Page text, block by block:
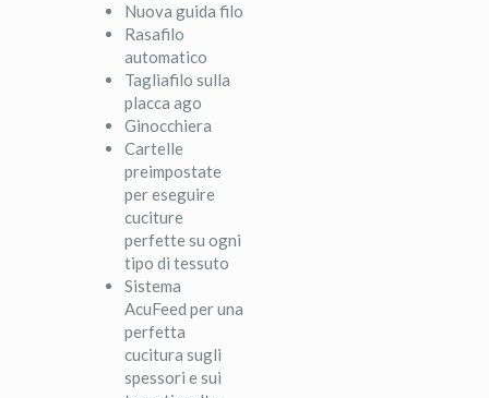
Nuova guida filo
Rasafilo
automatico
Tagliafilo sulla
placca ago
Ginocchiera
Cartelle
preimpostate
per eseguire
cuciture
perfette su ogni
tipo di tessuto
Sistema
AcuFeed per una
perfetta
cucitura sugli
spessori e sui